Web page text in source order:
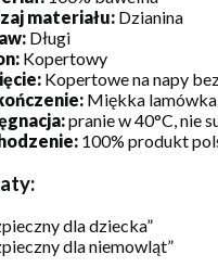
materiału:Dzianina
Długi
Kopertowy
Kopertowe na napy
Miękka lamówka
pranie w 40°C, nie
100% produkt
dla dziecka”
dla niemowląt”